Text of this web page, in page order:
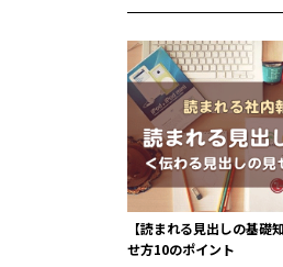
【読まれる見出しの基礎
せ方10のポイント